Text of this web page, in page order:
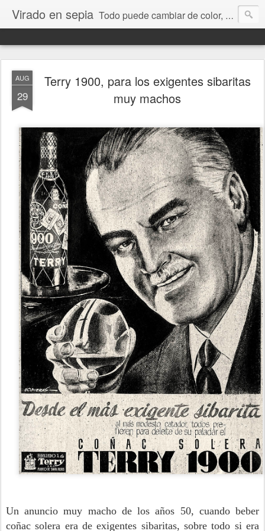
Virado en sepia Todo puede cambiar de color, depende de nosotros y de nuestra capacidad para aprender a mirar. Hablamos de sociedad, economía, empresa, política, RRHH, formación. De Historia reciente, de educación y de temas sociales.
AUG
29
Terry 1900, para los exigentes sibaritas
muy machos
Un anuncio muy macho de los años 50, cuando beber
coñac solera era de exigentes sibaritas, sobre todo si era